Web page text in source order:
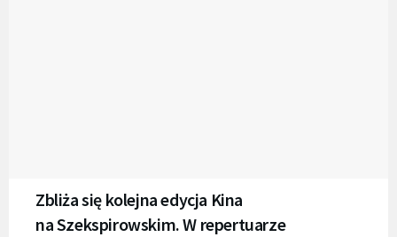
Zbliża się kolejna edycja Kina
na Szekspirowskim. W repertuarze